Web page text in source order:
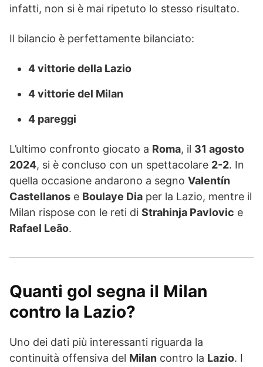
infatti, non si è mai ripetuto lo stesso risultato.
Il bilancio è perfettamente bilanciato:
4 vittorie della Lazio
4 vittorie del Milan
4 pareggi
L’ultimo confronto giocato a Roma, il 31 agosto
2024, si è concluso con un spettacolare 2-2. In
quella occasione andarono a segno Valentín
Castellanos e Boulaye Dia per la Lazio, mentre il
Milan rispose con le reti di Strahinja Pavlovic e
Rafael Leão.
Quanti gol segna il Milan
contro la Lazio?
Uno dei dati più interessanti riguarda la
continuità offensiva del Milan contro la Lazio. I